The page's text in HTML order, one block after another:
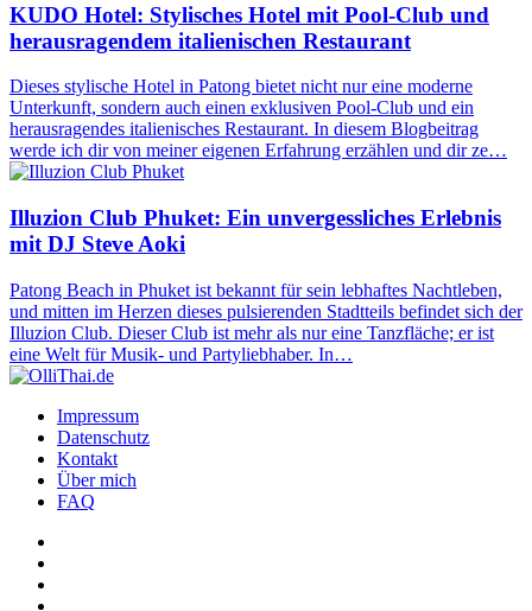
KUDO Hotel: Stylisches Hotel mit Pool-Club und
herausragendem italienischen Restaurant
Dieses stylische Hotel in Patong bietet nicht nur eine moderne
Unterkunft, sondern auch einen exklusiven Pool-Club und ein
herausragendes italienisches Restaurant. In diesem Blogbeitrag
werde ich dir von meiner eigenen Erfahrung erzählen und dir ze…
Illuzion Club Phuket: Ein unvergessliches Erlebnis
mit DJ Steve Aoki
Patong Beach in Phuket ist bekannt für sein lebhaftes Nachtleben,
und mitten im Herzen dieses pulsierenden Stadtteils befindet sich der
Illuzion Club. Dieser Club ist mehr als nur eine Tanzfläche; er ist
eine Welt für Musik- und Partyliebhaber. In…
Impressum
Datenschutz
Kontakt
Über mich
FAQ